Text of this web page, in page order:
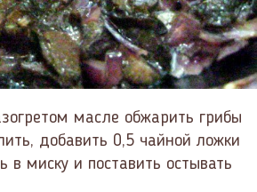
масле обжарить грибы
добавить 0,5 чайной ложки
в миску и поставить остывать